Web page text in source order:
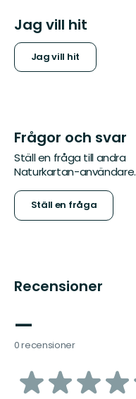
Jag vill hit
Jag vill hit
Frågor och svar
Ställ en fråga till andra
Naturkartan-användare.
Ställ en fråga
Recensioner
—
0 recensioner
av